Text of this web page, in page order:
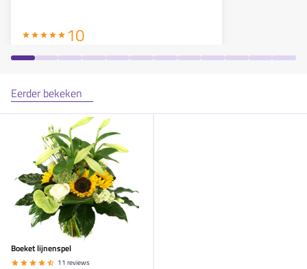
10
Eerder bekeken
Boeket lijnenspel
11 reviews